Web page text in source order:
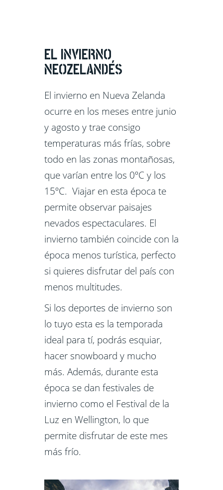
EL INVIERNO
NEOZELANDÉS
El invierno en Nueva Zelanda
ocurre en los meses entre junio
y agosto y trae consigo
temperaturas más frías, sobre
todo en las zonas montañosas,
que varían entre los 0ºC y los
15ºC. Viajar en esta época te
permite observar paisajes
nevados espectaculares. El
invierno también coincide con la
época menos turística, perfecto
si quieres disfrutar del país con
menos multitudes.
Si los deportes de invierno son
lo tuyo esta es la temporada
ideal para tí, podrás esquiar,
hacer snowboard y mucho
más. Además, durante esta
época se dan festivales de
invierno como el Festival de la
Luz en Wellington, lo que
permite disfrutar de este mes
más frío.